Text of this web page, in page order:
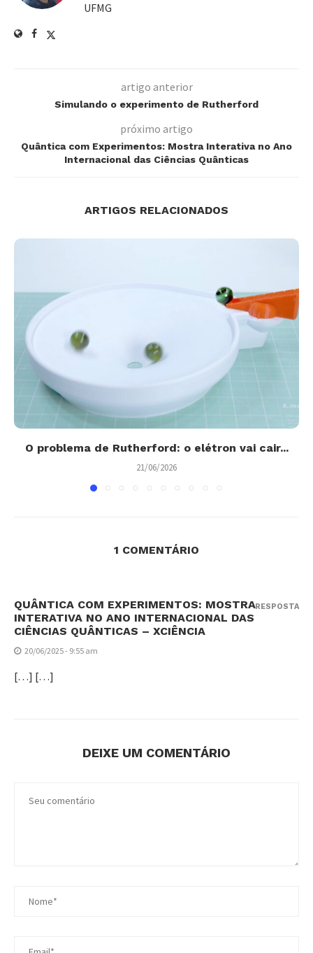
UFMG
artigo anterior
Simulando o experimento de Rutherford
próximo artigo
Quântica com Experimentos: Mostra Interativa no Ano
Internacional das Ciências Quânticas
ARTIGOS RELACIONADOS
O problema de Rutherford: o elétron vai cair...
21/06/2026
1 COMENTÁRIO
QUÂNTICA COM EXPERIMENTOS: MOSTRA
INTERATIVA NO ANO INTERNACIONAL DAS
CIÊNCIAS QUÂNTICAS – XCIÊNCIA
20/06/2025 - 9:55 am
[…] […]
RESPOSTA
DEIXE UM COMENTÁRIO